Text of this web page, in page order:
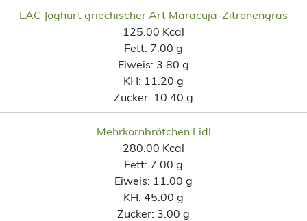
LAC Joghurt griechischer Art Maracuja-Zitronengras
125.00 Kcal
Fett: 7.00 g
Eiweis: 3.80 g
KH: 11.20 g
Zucker: 10.40 g
Mehrkornbrötchen Lidl
280.00 Kcal
Fett: 7.00 g
Eiweis: 11.00 g
KH: 45.00 g
Zucker: 3.00 g